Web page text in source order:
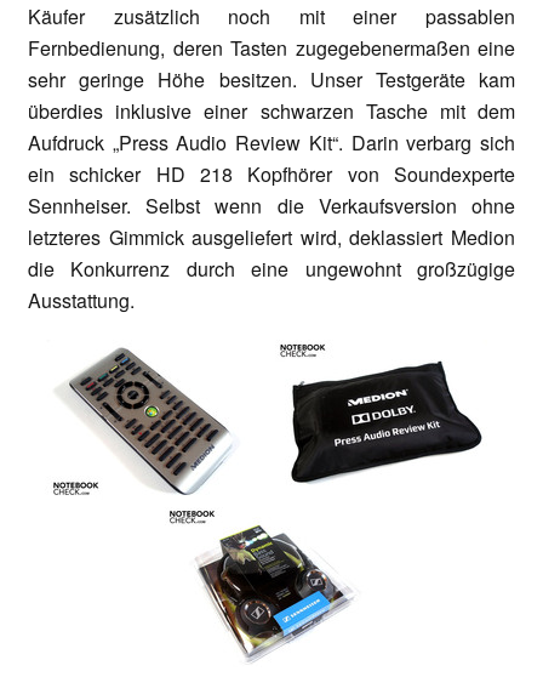
Käufer zusätzlich noch mit einer passablen
Fernbedienung, deren Tasten zugegebenermaßen eine
sehr geringe Höhe besitzen. Unser Testgeräte kam
überdies inklusive einer schwarzen Tasche mit dem
Aufdruck „Press Audio Review Kit“. Darin verbarg sich
ein schicker HD 218 Kopfhörer von Soundexperte
Sennheiser. Selbst wenn die Verkaufsversion ohne
letzteres Gimmick ausgeliefert wird, deklassiert Medion
die Konkurrenz durch eine ungewohnt großzügige
Ausstattung.